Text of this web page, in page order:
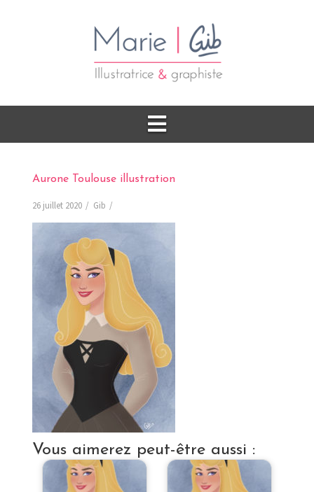
Aurone Toulouse illustration
26 juillet 2020 Gib
Vous aimerez peut-être aussi :